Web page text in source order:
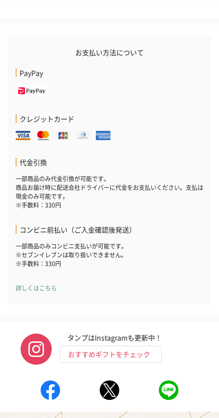
お支払い方法について
PayPay
クレジットカード
代金引換
一部商品のみ代金引換が可能です。
商品お届け時に配送会社ドライバーに代金をお支払いください。支払は
現金のみ可能です。
※手数料：330円
コンビニ前払い（ご入金確認後発送）
一部商品のみコンビニ支払いが可能です。
※セブンイレブンは取り扱いできません。
※手数料：330円
詳しくはこちら
タンプはInstagramも更新中！
おすすめギフトをチェック